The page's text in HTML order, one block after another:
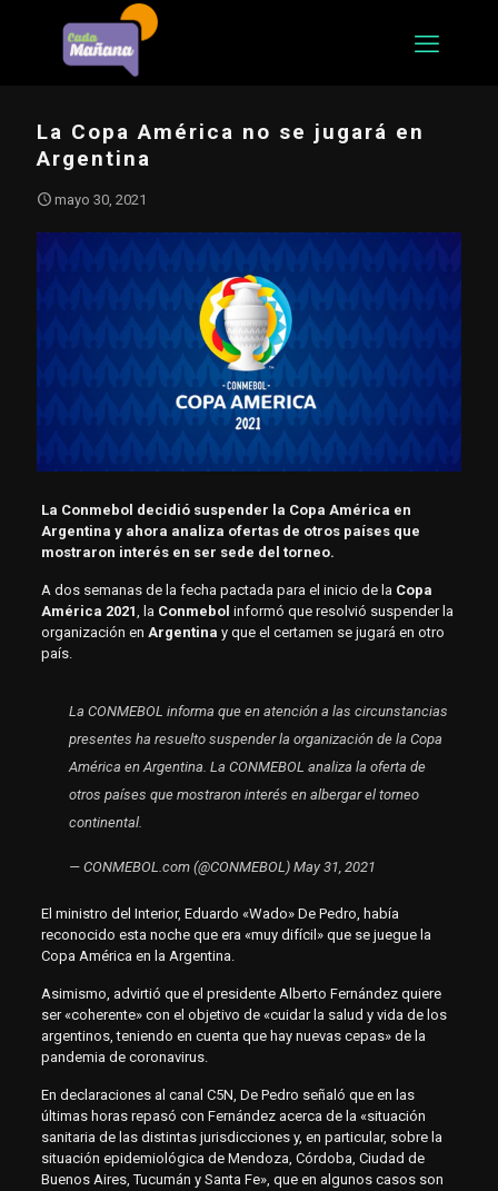
La Copa América no se jugará en
Argentina
mayo 30, 2021
La Conmebol decidió suspender la Copa América en
Argentina y ahora analiza ofertas de otros países que
mostraron interés en ser sede del torneo.
A dos semanas de la fecha pactada para el inicio de la Copa
América 2021, la Conmebol informó que resolvió suspender la
organización en Argentina y que el certamen se jugará en otro
país.
La CONMEBOL informa que en atención a las circunstancias
presentes ha resuelto suspender la organización de la Copa
América en Argentina. La CONMEBOL analiza la oferta de
otros países que mostraron interés en albergar el torneo
continental.
— CONMEBOL.com (@CONMEBOL) May 31, 2021
El ministro del Interior, Eduardo «Wado» De Pedro, había
reconocido esta noche que era «muy difícil» que se juegue la
Copa América en la Argentina.
Asimismo, advirtió que el presidente Alberto Fernández quiere
ser «coherente» con el objetivo de «cuidar la salud y vida de los
argentinos, teniendo en cuenta que hay nuevas cepas» de la
pandemia de coronavirus.
En declaraciones al canal C5N, De Pedro señaló que en las
últimas horas repasó con Fernández acerca de la «situación
sanitaria de las distintas jurisdicciones y, en particular, sobre la
situación epidemiológica de Mendoza, Córdoba, Ciudad de
Buenos Aires, Tucumán y Santa Fe», que en algunos casos son